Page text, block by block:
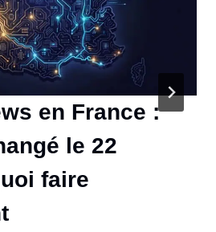
en France :
le 22
faire